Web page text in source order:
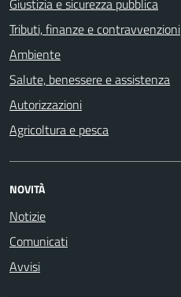
Giustizia e sicurezza pubblica
Tributi, finanze e contravvenzioni
Ambiente
Salute, benessere e assistenza
Autorizzazioni
Agricoltura e pesca
NOVITÀ
Notizie
Comunicati
Avvisi